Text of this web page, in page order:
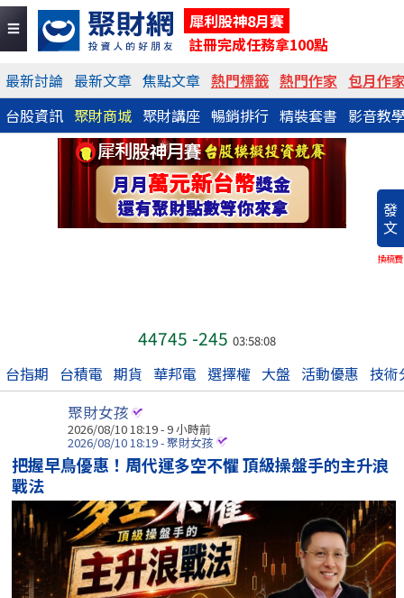
犀利股神8月賽
註冊完成任務拿100點
最新討論 最新文章 焦點文章 熱門標籤 熱門作家 包月作
台股資訊 聚財商城 聚財講座 暢銷排行 精裝套書 影音教
發
文
換稿費
44745 -245 03:58:08
台指期 台積電 期貨 華邦電 選擇權 大盤 活動優惠 技術
聚財女孩
2026/08/10 18:19 -9 小時前
2026/08/10 18:19 - 聚財女孩
把握早鳥優惠！周代運多空不懼 頂級操盤手的主升浪
戰法